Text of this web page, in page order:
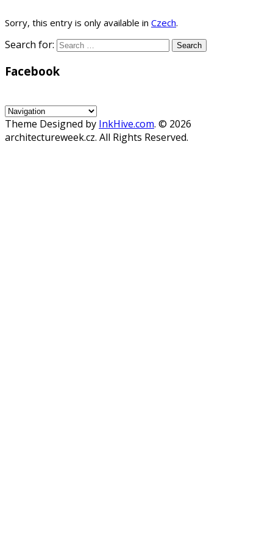
Sorry, this entry is only available in Czech.
Search for:
Facebook
Gallery
Theme Designed by InkHive.com. © 2026
architectureweek.cz. All Rights Reserved.